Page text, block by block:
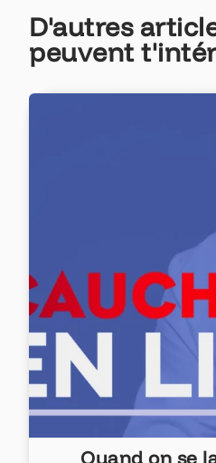
D'autres
peuvent
Quand on se